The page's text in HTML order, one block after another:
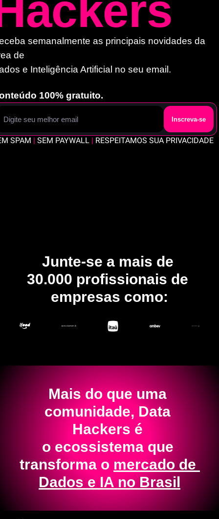
semanalmente as principais novidades da
de
e Inteligência Artificial no seu email.
100% gratuito.
Inscreva-se
SPAM | SEM PAYWALL | RESPEITAMOS SUA PRIVACIDADE
Junte-se a mais de
30.000 profissionais de
empresas como:
Mais do que uma
comunidade, Data
Hackers é
o ecossistema que
transforma o mercado de
Dados e IA no Brasil